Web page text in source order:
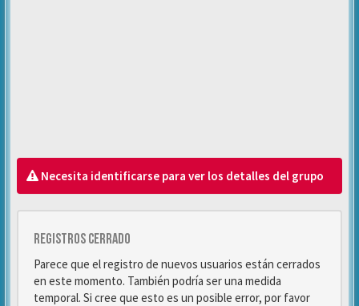
Necesita identificarse para ver los detalles del grupo
Registros cerrado
Parece que el registro de nuevos usuarios están cerrados
en este momento. También podría ser una medida
temporal. Si cree que esto es un posible error, por favor